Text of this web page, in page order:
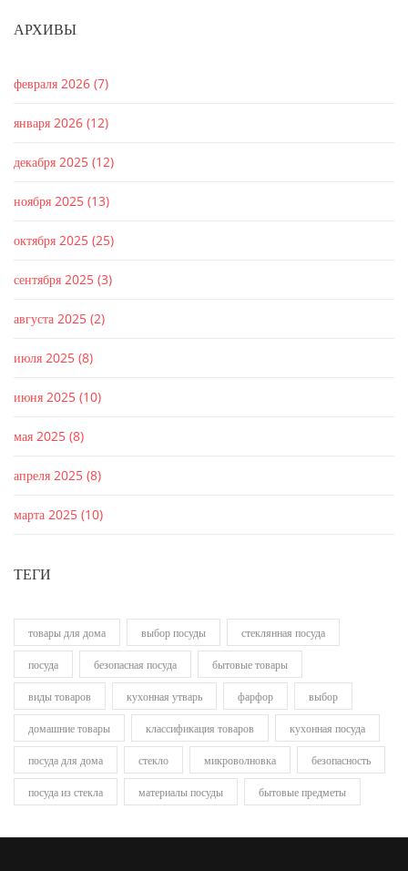
АРХИВЫ
февраля 2026 (7)
января 2026 (12)
декабря 2025 (12)
ноября 2025 (13)
октября 2025 (25)
сентября 2025 (3)
августа 2025 (2)
июля 2025 (8)
июня 2025 (10)
мая 2025 (8)
апреля 2025 (8)
марта 2025 (10)
ТЕГИ
товары для дома выбор посуды стеклянная посуда
посуда безопасная посуда бытовые товары
виды товаров кухонная утварь фарфор выбор
домашние товары классификация товаров кухонная посуда
посуда для дома стекло микроволновка безопасность
посуда из стекла материалы посуды бытовые предметы